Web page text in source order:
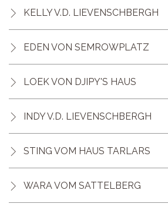
KELLY V.D. LIEVENSCHBERGH
EDEN VON SEMROWPLATZ
LOEK VON DJIPY'S HAUS
INDY V.D. LIEVENSCHBERGH
STING VOM HAUS TARLARS
WARA VOM SATTELBERG